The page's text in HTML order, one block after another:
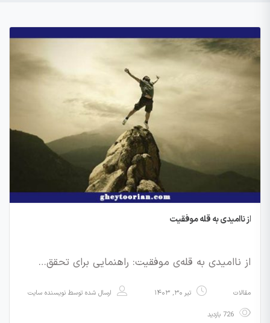
از ناامیدی به قله موفقیت
از ناامیدی به قله‌ی موفقیت: راهنمایی برای تحقق…
مقالات تیر ۳۰, ۱۴۰۳ ارسال شده توسط نویسنده سایت